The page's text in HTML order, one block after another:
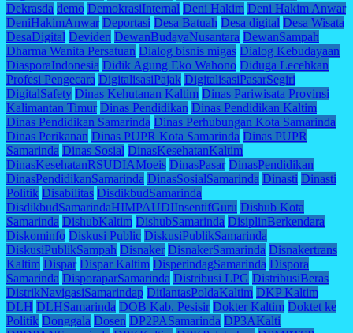
Dekrasda demo DemokrasiInternal Deni Hakim Deni Hakim Anwar
DeniHakimAnwar Deportasi Desa Batuah Desa digital Desa Wisata
DesaDigital Deviden DewanBudayaNusantara DewanSampah
Dharma Wanita Persatuan Dialog bisnis migas Dialog Kebudayaan
DiasporaIndonesia Didik Agung Eko Wahono Diduga Lecehkan
Profesi Pengecara DigitalisasiPajak DigitalisasiPasarSegiri
DigitalSafety Dinas Kehutanan Kaltim Dinas Pariwisata Provinsi
Kalimantan Timur Dinas Pendidikan Dinas Pendidikan Kaltim
Dinas Pendidikan Samarinda Dinas Perhubungan Kota Samarinda
Dinas Perikanan Dinas PUPR Kota Samarinda Dinas PUPR
Samarinda Dinas Sosial DinasKesehatanKaltim
DinasKesehatanRSUDIAMoeis DinasPasar DinasPendidikan
DinasPendidikanSamarinda DinasSosialSamarinda Dinasti Dinasti
Politik Disabilitas DisdikbudSamarinda
DisdikbudSamarindaHIMPAUDIInsentifGuru Dishub Kota
Samarinda DishubKaltim DishubSamarinda DisiplinBerkendara
Diskominfo Diskusi Public DiskusiPublikSamarinda
DiskusiPublikSampah Disnaker DisnakerSamarinda Disnakertrans
Kaltim Dispar Dispar Kaltim DisperindagSamarinda Dispora
Samarinda DisporaparSamarinda Distribusi LPG DistribusiBeras
DistrikNavigasiSamarindap DitlantasPoldaKaltim DKP Kaltim
DLH DLHSamarinda DOB Kab. Pesisir Dokter Kaltim Doktet ke
Politik Donggala Dosen DP2PASamarinda DP3AKalti